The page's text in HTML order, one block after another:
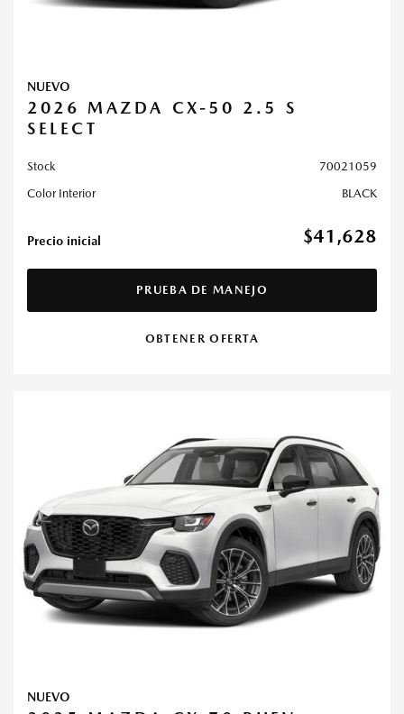
NUEVO
2026 MAZDA CX-50 2.5 S
SELECT
Stock
70021059
Color Interior
BLACK
Precio inicial $41,628
PRUEBA DE MANEJO
OBTENER OFERTA
NUEVO